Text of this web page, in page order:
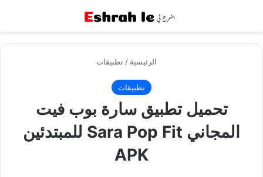
الرئيسية / تطبيقات
تطبيقات
تحميل تطبيق سارة بوب فيت
المجاني Sara Pop Fit للمبتدئين
APK